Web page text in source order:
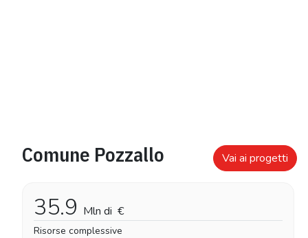
Comune Pozzallo Vai ai progetti
35.9 Mln di €
Risorse complessive